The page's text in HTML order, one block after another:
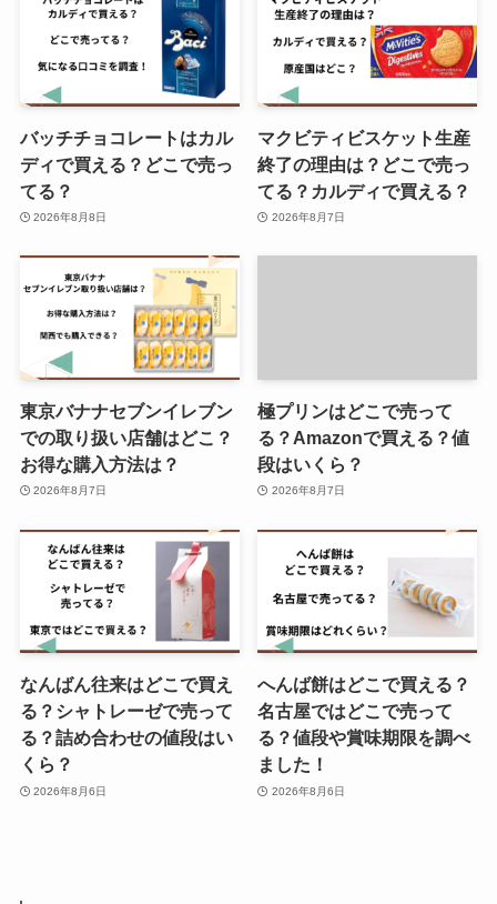
える？オススメのレシピは？
メニューはなにがある？ファミマ
のおでんパックは買える？
バッチチョコレートはカル
ディで買える？どこで売っ
てる？
2026年8月8日
マクビティビスケット生産
終了の理由は？どこで売っ
てる？カルディで買える？
2026年8月7日
東京バナナセブンイレブン
での取り扱い店舗はどこ？
お得な購入方法は？
2026年8月7日
極プリンはどこで売って
る？Amazonで買える？値
段はいくら？
2026年8月7日
なんばん往来はどこで買え
る？シャトレーゼで売って
る？詰め合わせの値段はい
くら？
2026年8月6日
へんば餅はどこで買える？
名古屋ではどこで売って
る？値段や賞味期限を調べ
ました！
2026年8月6日